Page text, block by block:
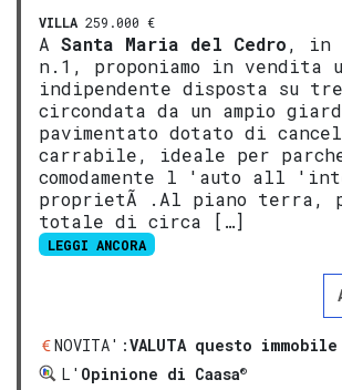
VILLA 259.000 €
A Santa Maria del Cedro, in
n.1, proponiamo in vendita
indipendente disposta su
circondata da un ampio
pavimentato dotato di
carrabile, ideale per
comodamente l 'auto all
proprietÃ .Al piano terra,
totale di circa […]
LEGGI ANCORA
NOVITA':VALUTA questo immobile
L' Opinione di Caasa®